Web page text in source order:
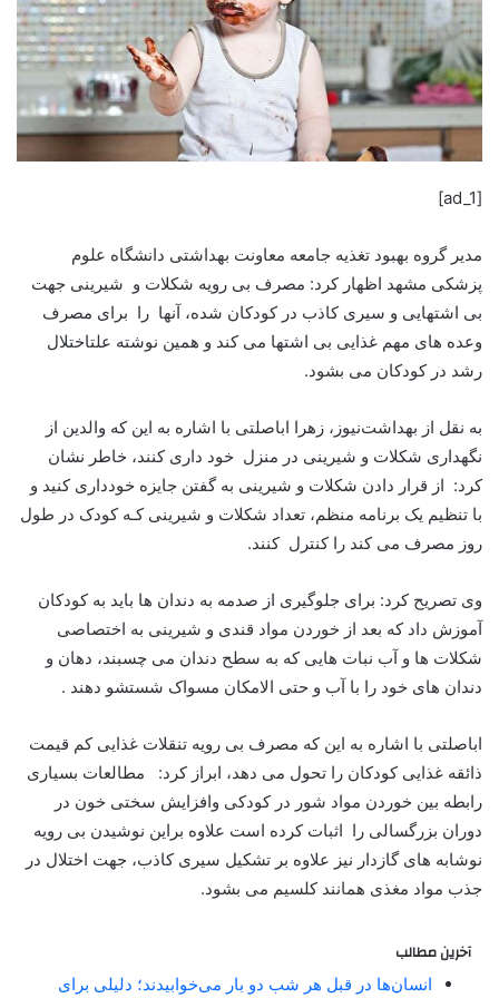
[ad_1]
مدیر گروه بهبود تغذیه جامعه معاونت بهداشتی دانشگاه علوم
پزشکی مشهد اظهار کرد: مصرف بی رویه شکلات و شیرینی جهت
بی اشتهایی و سیری کاذب در کودکان شده، آنها را برای مصرف
وعده های مهم غذایی بی اشتها می کند و همین نوشته علتاختلال
رشد در کودکان می بشود.
به نقل از بهداشت‌نیوز، زهرا اباصلتی با اشاره به این که والدین از
نگهداری شکلات و شیرینی در منزل خود داری کنند، خاطر نشان
کرد: از قرار دادن شکلات و شیرینی به گفتن جایزه خودداری کنید و
با تنظیم یک برنامه منظم، تعداد شکلات و شیرینی کـه کودک در طول
روز مصرف می کند را کنترل کنند.
وی تصریح کرد: برای جلوگیری از صدمه به دندان ها باید به کودکان
آموزش داد که بعد از خوردن مواد قندی و شیرینی به اختصاصی
شکلات ها و آب نبات هایی که به سطح دندان می چسبند، دهان و
دندان های خود را با آب و حتی الامکان مسواک شستشو دهند .
اباصلتی با اشاره به این که مصرف بی رویه تنقلات غذایی کم قیمت
ذائقه غذایی کودکان را تحول می دهد، ابراز کرد: مطالعات بسیاری
رابطه بین خوردن مواد شور در کودکی وافزایش سختی خون در
دوران بزرگسالی را اثبات کرده است علاوه براین نوشیدن بی رویه
نوشابه های گازدار نیز علاوه بر تشکیل سیری کاذب، جهت اختلال در
جذب مواد مغذی همانند کلسیم می بشود.
آخرین مطالب
انسان‌ها در قبل هر شب دو بار می‌خوابیدند؛ دلیلی برای